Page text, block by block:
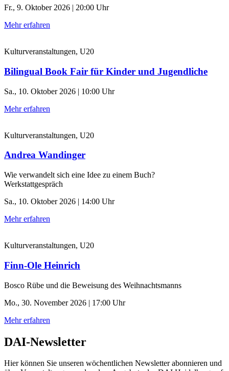
Fr., 9. Oktober 2026 | 20:00 Uhr
Mehr erfahren
Kulturveranstaltungen, U20
Bilingual Book Fair für Kinder und Jugendliche
Sa., 10. Oktober 2026 | 10:00 Uhr
Mehr erfahren
Kulturveranstaltungen, U20
Andrea Wandinger
Wie verwandelt sich eine Idee zu einem Buch?
Werkstattgespräch
Sa., 10. Oktober 2026 | 14:00 Uhr
Mehr erfahren
Kulturveranstaltungen, U20
Finn-Ole Heinrich
Bosco Rübe und die Beweisung des Weihnachtsmanns
Mo., 30. November 2026 | 17:00 Uhr
Mehr erfahren
DAI-Newsletter
Hier können Sie unseren wöchentlichen Newsletter abonnieren und